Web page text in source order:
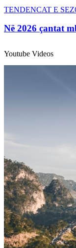
TENDENCAT E
Në 2026 çantat
Youtube Videos